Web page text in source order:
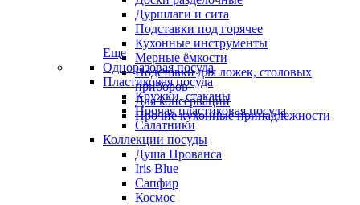
Дуршлаги и сита
Подставки под горячее
Кухонные инструменты
Мерные ёмкости
Подставки для ложек, столовых
приборов
Для консервации
Прочие кухонные принадлежности
Еще
Одноразовая посуда
Пластиковая посуда
Кружки, стаканы
Прочая пластиковая посуда
Салатники
Коллекции посуды
Душа Прованса
Iris Blue
Сапфир
Космос